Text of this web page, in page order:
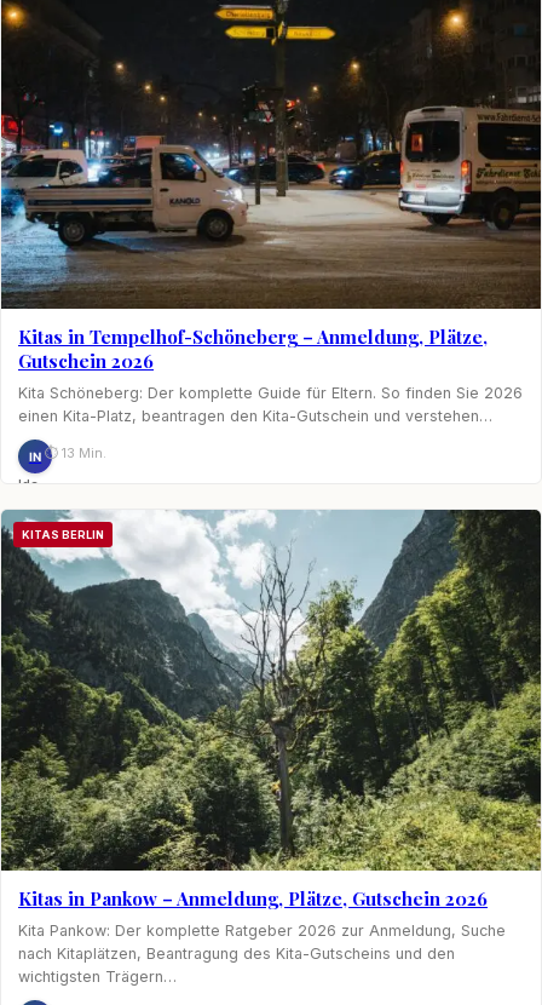
Kitas in Tempelhof-Schöneberg – Anmeldung, Plätze,
Gutschein 2026
Kita Schöneberg: Der komplette Guide für Eltern. So finden Sie 2026
einen Kita-Platz, beantragen den Kita-Gutschein und verstehen…
IN
Ida
Nagel
⏱ 13 Min.
KITAS BERLIN
Kitas in Pankow – Anmeldung, Plätze, Gutschein 2026
Kita Pankow: Der komplette Ratgeber 2026 zur Anmeldung, Suche
nach Kitaplätzen, Beantragung des Kita-Gutscheins und den
wichtigsten Trägern…